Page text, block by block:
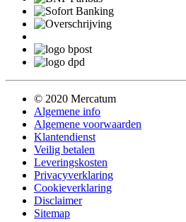
© 2020 Mercatum
Algemene info
Algemene voorwaarden
Klantendienst
Veilig betalen
Leveringskosten
Privacyverklaring
Cookieverklaring
Disclaimer
Sitemap